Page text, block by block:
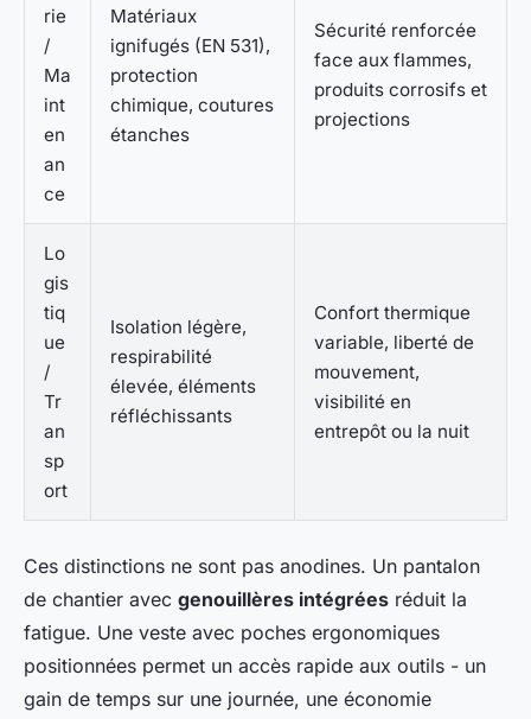
rie
/
Ma
int
en
an
ce
Matériaux
ignifugés (EN 531),
protection
chimique, coutures
étanches
Sécurité renforcée
face aux flammes,
produits corrosifs et
projections
Lo
gis
tiq
ue
/
Tr
an
sp
ort
Isolation légère,
respirabilité
élevée, éléments
réfléchissants
Confort thermique
variable, liberté de
mouvement,
visibilité en
entrepôt ou la nuit
Ces distinctions ne sont pas anodines. Un pantalon
de chantier avec genouillères intégrées réduit la
fatigue. Une veste avec poches ergonomiques
positionnées permet un accès rapide aux outils - un
gain de temps sur une journée, une économie